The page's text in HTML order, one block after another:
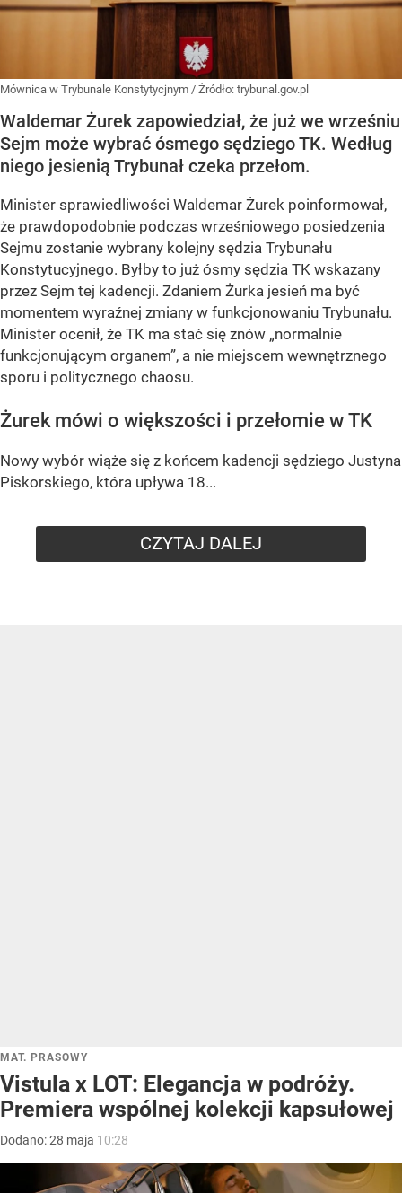
Mównica w Trybunale Konstytycjnym / Źródło: trybunal.gov.pl
Waldemar Żurek zapowiedział, że już we wrześniu
Sejm może wybrać ósmego sędziego TK. Według
niego jesienią Trybunał czeka przełom.
Minister sprawiedliwości Waldemar Żurek poinformował,
że prawdopodobnie podczas wrześniowego posiedzenia
Sejmu zostanie wybrany kolejny sędzia Trybunału
Konstytucyjnego. Byłby to już ósmy sędzia TK wskazany
przez Sejm tej kadencji. Zdaniem Żurka jesień ma być
momentem wyraźnej zmiany w funkcjonowaniu Trybunału.
Minister ocenił, że TK ma stać się znów „normalnie
funkcjonującym organem”, a nie miejscem wewnętrznego
sporu i politycznego chaosu.
Żurek mówi o większości i przełomie w TK
Nowy wybór wiąże się z końcem kadencji sędziego Justyna
Piskorskiego, która upływa 18...
CZYTAJ DALEJ
MAT. PRASOWY
Vistula x LOT: Elegancja w podróży.
Premiera wspólnej kolekcji kapsułowej
Dodano:28 maja 10:28